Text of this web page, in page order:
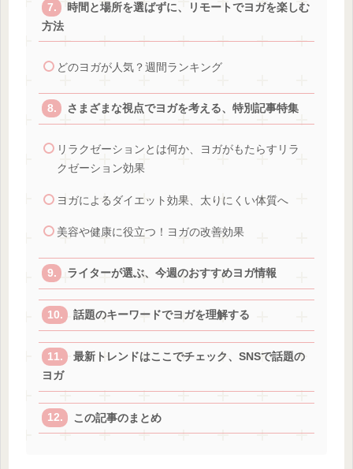
時間と場所を選ばずに、リモートでヨガを楽しむ
方法
どのヨガが人気？週間ランキング
さまざまな視点でヨガを考える、特別記事特集
リラクゼーションとは何か、ヨガがもたらすリラ
クゼーション効果
ヨガによるダイエット効果、太りにくい体質へ
美容や健康に役立つ！ヨガの改善効果
ライターが選ぶ、今週のおすすめヨガ情報
話題のキーワードでヨガを理解する
最新トレンドはここでチェック、SNSで話題の
ヨガ
この記事のまとめ